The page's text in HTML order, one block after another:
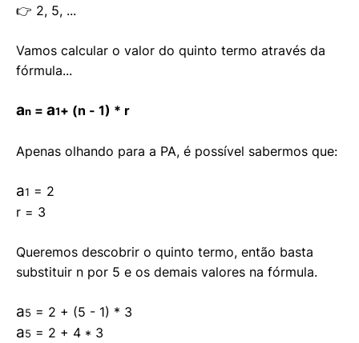
👉 2, 5, ...
Vamos calcular o valor do quinto termo através da
fórmula...
an = a1+ (n - 1) * r
Apenas olhando para a PA, é possível sabermos que:
a1 = 2
r = 3
Queremos descobrir o quinto termo, então basta
substituir n por 5 e os demais valores na fórmula.
a5 = 2 + (5 - 1) * 3
a5 = 2 + 4 * 3